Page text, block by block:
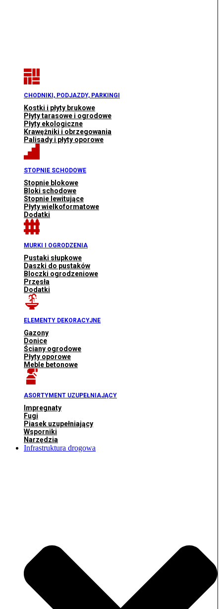
CHODNIKI, PODJAZDY, PARKINGI
Kostki i płyty brukowe
Płyty tarasowe i ogrodowe
Płyty ekologiczne
Krawężniki i obrzegowania
Palisady i płyty oporowe
STOPNIE SCHODOWE
Stopnie blokowe
Bloki schodowe
Stopnie lewitujące
Płyty wielkoformatowe
Dodatki
MURKI I OGRODZENIA
Pustaki słupkowe
Daszki do pustaków
Bloczki ogrodzeniowe
Przęsła
Dodatki
ELEMENTY DEKORACYJNE
Gazony
Donice
Ściany ogrodowe
Płyty oporowe
Meble betonowe
ASORTYMENT UZUPEŁNIAJĄCY
Impregnaty
Fugi
Piasek uzupełniający
Wsporniki
Narzędzia
Infrastruktura drogowa